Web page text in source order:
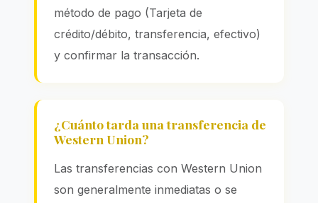
método de pago (Tarjeta de
crédito/débito, transferencia, efectivo)
y confirmar la transacción.
¿Cuánto tarda una transferencia de
Western Union?
Las transferencias con Western Union
son generalmente inmediatas o se